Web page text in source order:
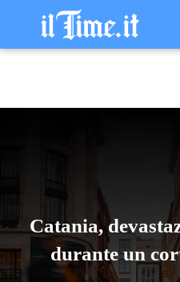
contenuto
Catania,
durante un